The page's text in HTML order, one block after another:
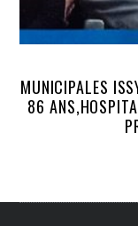
MUNICIPALES
86